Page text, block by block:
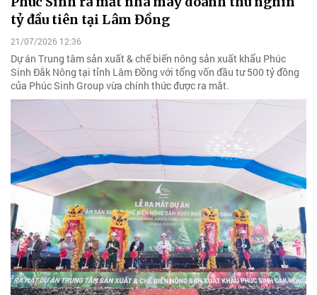
tỷ đầu tiên tại Lâm Đồng
21/07/2026 12:36
Dự án Trung tâm sản xuất & chế biến nông sản xuất khẩu Phúc
Sinh Đắk Nông tại tỉnh Lâm Đồng với tổng vốn đầu tư 500 tỷ đồng
của Phúc Sinh Group vừa chính thức được ra mắt.